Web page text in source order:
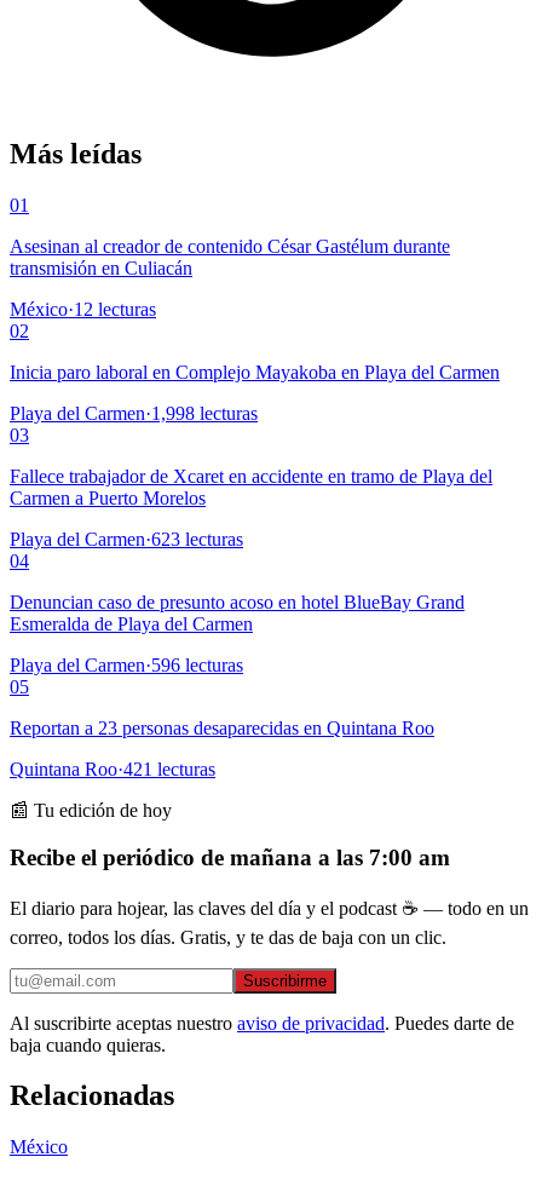
Más leídas
01
Asesinan al creador de contenido César Gastélum durante
transmisión en Culiacán
México·12 lecturas
02
Inicia paro laboral en Complejo Mayakoba en Playa del Carmen
Playa del Carmen·1,998 lecturas
03
Fallece trabajador de Xcaret en accidente en tramo de Playa del
Carmen a Puerto Morelos
Playa del Carmen·623 lecturas
04
Denuncian caso de presunto acoso en hotel BlueBay Grand
Esmeralda de Playa del Carmen
Playa del Carmen·596 lecturas
05
Reportan a 23 personas desaparecidas en Quintana Roo
Quintana Roo·421 lecturas
📰 Tu edición de hoy
Recibe el periódico de mañana a las 7:00 am
El diario para hojear, las claves del día y el podcast ☕ — todo en un
correo, todos los días. Gratis, y te das de baja con un clic.
Suscribirme
Al suscribirte aceptas nuestro aviso de privacidad. Puedes darte de
baja cuando quieras.
Relacionadas
México